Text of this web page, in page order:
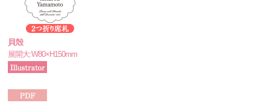
貝殻
展開大:W80×H150mm